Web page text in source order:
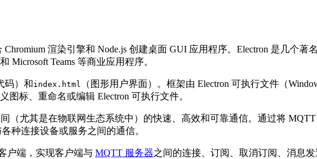
渲染引擎和 Node.js 创建桌面 GUI 应用程序。Electron 是几个著
Microsoft Teams 等商业应用程序。
码）和index.html
（图形用户界面）。框架由 Electron 可执行文件（
图标、重命名或编辑 Electron 可执行文件。
（尤其是在物联网生态系统中）的快速、高效和可靠通信。通过将 MQTT
种连接设备或服务之间的通信。
户端，实现客户端与 MQTT 服务器之间的连接、订阅、取消订阅、消息发